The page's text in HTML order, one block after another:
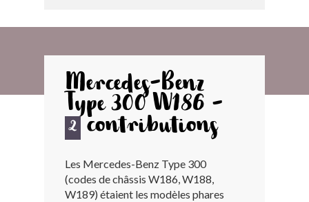
ARCHIVES
LE BLOG
Mercedes-Benz
Type 300 W186 -
2 contributions
Les Mercedes-Benz Type 300
(codes de châssis W186, W188,
W189) étaient les modèles phares